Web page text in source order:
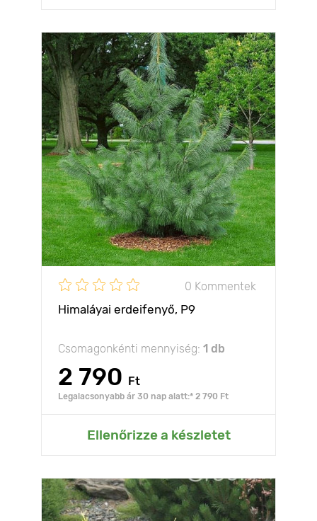
0 Kommentek
Himaláyai erdeifenyő, Р9
Csomagonkénti mennyiség: 1 db
2 790 Ft
Legalacsonyabb ár 30 nap alatt:* 2 790 Ft
Ellenőrizze a készletet